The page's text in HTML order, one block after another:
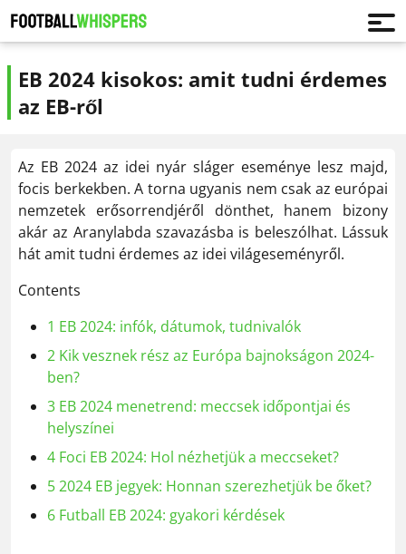
EB 2024 kisokos: amit tudni érdemes
az EB-ről
Az EB 2024 az idei nyár sláger eseménye lesz majd,
focis berkekben. A torna ugyanis nem csak az európai
nemzetek erősorrendjéről dönthet, hanem bizony
akár az Aranylabda szavazásba is beleszólhat. Lássuk
hát amit tudni érdemes az idei világeseményről.
Contents
1 EB 2024: infók, dátumok, tudnivalók
2 Kik vesznek rész az Európa bajnokságon 2024-
ben?
3 EB 2024 menetrend: meccsek időpontjai és
helyszínei
4 Foci EB 2024: Hol nézhetjük a meccseket?
52024 EB jegyek: Honnan szerezhetjük be őket?
6 Futball EB 2024: gyakori kérdések